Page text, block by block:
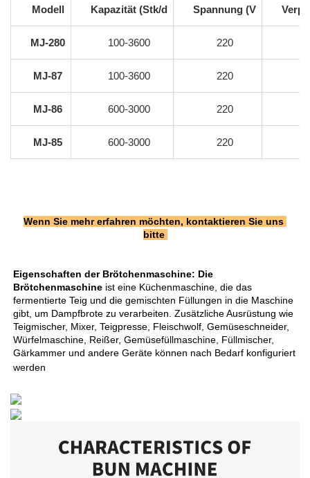
Modell Kapazität (Stk/d Spannung (V
MJ-280 100-3600 220
MJ-87 100-3600 220
MJ-86 600-3000 220
MJ-85 600-3000 220
Wenn Sie mehr erfahren möchten, kontaktieren Sie uns
bitte
Eigenschaften der Brötchenmaschine: Die
Brötchenmaschine ist eine Küchenmaschine, die das
fermentierte Teig und die gemischten Füllungen in die Maschine
gibt, um Dampfbrote zu verarbeiten. Zusätzliche Ausrüstung wie
Teigmischer, Mixer, Teigpresse, Fleischwolf, Gemüseschneider,
Würfelmaschine, Reißer, Gemüsefüllmaschine, Füllmischer,
Gärkammer und andere Geräte können nach Bedarf konfiguriert
werden